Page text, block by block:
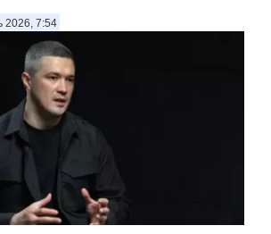
2026, 7:54